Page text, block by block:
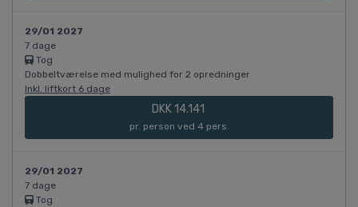
29/01 2027
7 dage
Tog
Dobbeltværelse med mulighed for 2 opredninger
Inkl. liftkort 6 dage
DKK 14.141
pr. person ved 4 pers.
29/01 2027
7 dage
Tog